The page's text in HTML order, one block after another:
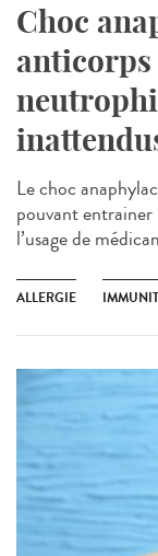
Choc
anticorps
Le choc
pouvant
l’usage de
ALLERGIE